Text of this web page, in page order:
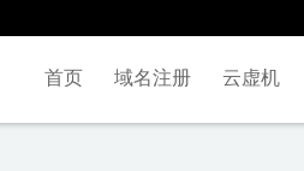
首页 域名注册 云虚机